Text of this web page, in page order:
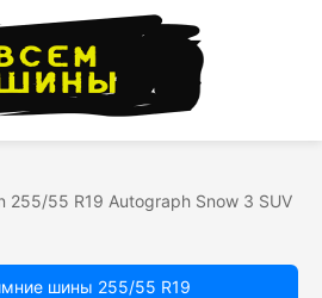
255/55 R19 Autograph Snow 3 SUV
шины 255/55 R19